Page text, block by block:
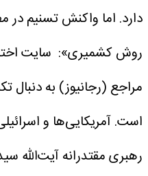
دارد. اما واکنش تسنیم در
روش کشمیری»: سایت
مراجع (رجانیوز) به دنبال
است.آمریکایی‌ها و
رهبری مقتدرانه آیت‌الله